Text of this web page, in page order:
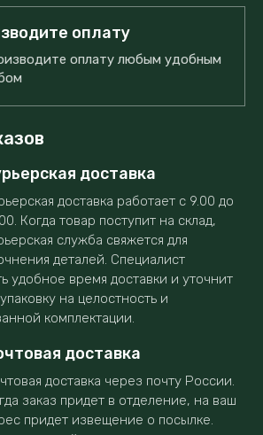
оплату
оплату любым удобным
доставка
доставка работает с 9.00 до
Когда товар поступит на склад,
служба свяжется для
деталей. Специалист
удобное время доставки и уточнит
на целостность и
комплектации.
доставка
доставка через почту России.
заказ придет в отделение, на ваш
придет извещение о посылке.